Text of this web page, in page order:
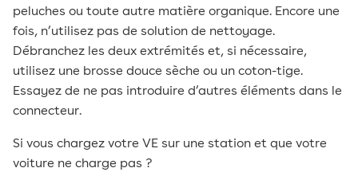
peluches ou toute autre matière organique. Encore une
fois, n’utilisez pas de solution de nettoyage.
Débranchez les deux extrémités et, si nécessaire,
utilisez une brosse douce sèche ou un coton-tige.
Essayez de ne pas introduire d’autres éléments dans le
connecteur.
Si vous chargez votre VE sur une station et que votre
voiture ne charge pas ?